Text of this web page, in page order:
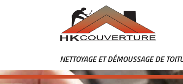
NETTOYAGE ET DÉMOUSSAGE DE